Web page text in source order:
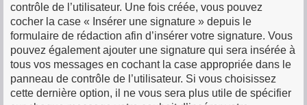
contrôle de l’utilisateur. Une fois créée, vous pouvez
cocher la case « Insérer une signature » depuis le
formulaire de rédaction afin d’insérer votre signature. Vous
pouvez également ajouter une signature qui sera insérée à
tous vos messages en cochant la case appropriée dans le
panneau de contrôle de l’utilisateur. Si vous choisissez
cette dernière option, il ne vous sera plus utile de spécifier